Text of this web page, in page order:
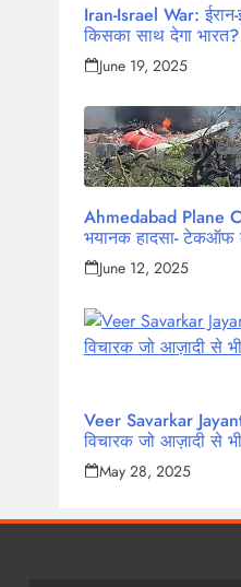
Iran-Israel War:
किसका साथ देगा भारत?
June 19, 2025
Ahmedabad Plane
भयानक हादसा- टेकऑफ
एयर इंडिया का विमान,
June 12, 2025
Veer Savarkar
विचारक जो आज़ादी से
May 28, 2025